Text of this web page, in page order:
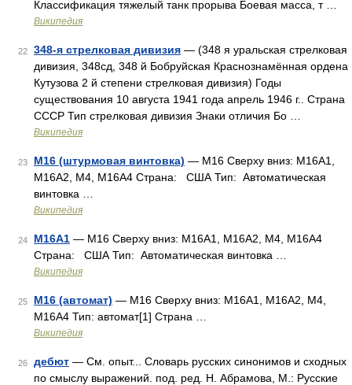
Классификация тяжелый танк прорыва Боевая масса, т …
Википедия
22 348-я стрелковая дивизия — (348 я уральская стрелковая
дивизия, 348сд, 348 й Бобруйская Краснознамённая ордена
Кутузова 2 й степени стрелковая дивизия) Годы
существования 10 августа 1941 года апрель 1946 г.. Страна
СССР Тип стрелковая дивизия Знаки отличия Бо …
Википедия
23 M16 (штурмовая винтовка) — M16 Сверху вниз: M16A1,
M16A2, M4, M16A4 Страна: США Тип: Автоматическая
винтовка …
Википедия
24 М16А1 — M16 Сверху вниз: M16A1, M16A2, M4, M16A4
Страна: США Тип: Автоматическая винтовка …
Википедия
25 M16 (автомат) — M16 Сверху вниз: M16A1, M16A2, M4,
M16A4 Тип: автомат[1] Страна …
Википедия
26 дебют — См. опыт... Словарь русских синонимов и сходных
по смыслу выражений. под. ред. Н. Абрамова, М.: Русские